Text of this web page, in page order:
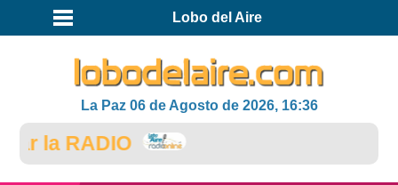
Lobo del Aire
La Paz 06 de Agosto de 2026, 16:36
la RADIO